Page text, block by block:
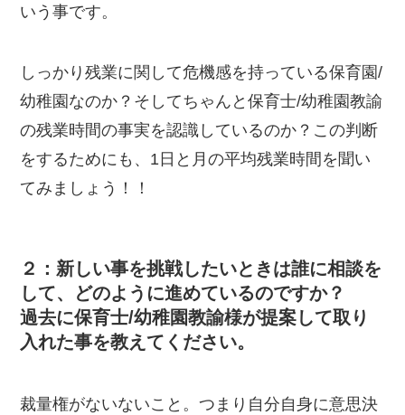
いう事です。
しっかり残業に関して危機感を持っている保育園/
幼稚園なのか？そしてちゃんと保育士/幼稚園教諭
の残業時間の事実を認識しているのか？この判断
をするためにも、1日と月の平均残業時間を聞い
てみましょう！！
２：新しい事を挑戦したいときは誰に相談を
して、どのように進めているのですか？
過去に保育士/幼稚園教諭様が提案して取り
入れた事を教えてください。
裁量権がないないこと。つまり自分自身に意思決